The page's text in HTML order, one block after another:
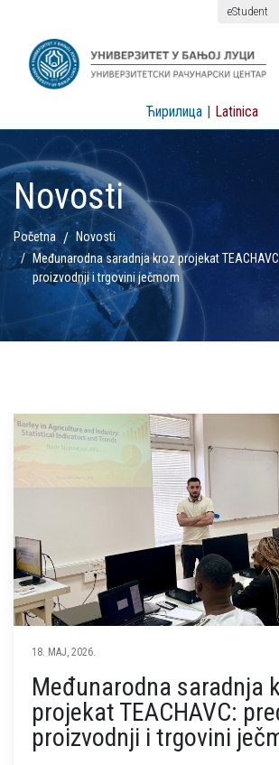
Ћирилица | Latinica
eStudent
Novosti
Početna
Novosti
Međunarodna saradnja kroz projekat
proizvodnji i trgovini ječmom
18. MAJ, 2026.
Međunarodna saradnja
projekat TEACHAVC:
proizvodnji i trgovini